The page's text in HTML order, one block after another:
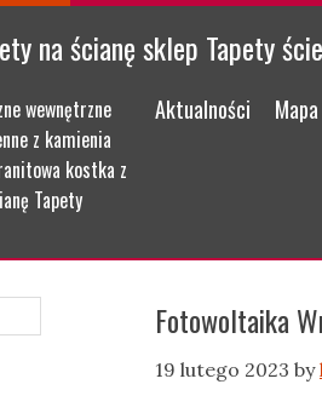
na ścianę sklep Tapety
wewnętrzne
z kamienia
kostka z
Tapety
Menu
Skip to content
Aktualności
Fotowoltaika
19 lutego 2023 by